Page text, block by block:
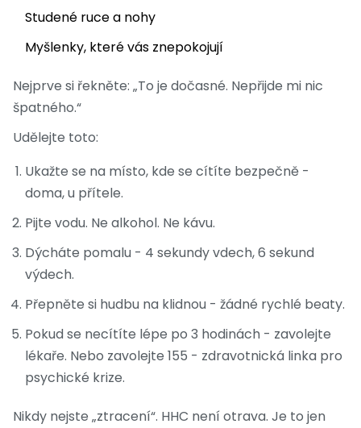
Studené ruce a nohy
Myšlenky, které vás znepokojují
Nejprve si řekněte: „To je dočasné. Nepřijde mi nic
špatného.“
Udělejte toto:
Ukažte se na místo, kde se cítíte bezpečně -
doma, u přítele.
Pijte vodu. Ne alkohol. Ne kávu.
Dýcháte pomalu - 4 sekundy vdech, 6 sekund
výdech.
Přepněte si hudbu na klidnou - žádné rychlé beaty.
Pokud se necítíte lépe po 3 hodinách - zavolejte
lékaře. Nebo zavolejte 155 - zdravotnická linka pro
psychické krize.
Nikdy nejste „ztracení“. HHC není otrava. Je to jen